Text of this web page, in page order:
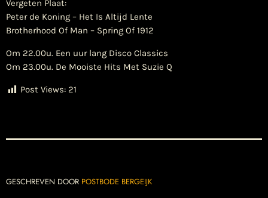
Vergeten Plaat:
Peter de Koning – Het Is Altijd Lente
Brotherhood Of Man – Spring Of 1912
Om 22.00u. Een uur lang Disco Classics
Om 23.00u. De Mooiste Hits Met Suzie Q
Post Views: 21
GESCHREVEN DOOR POSTBODE BERGEIJK